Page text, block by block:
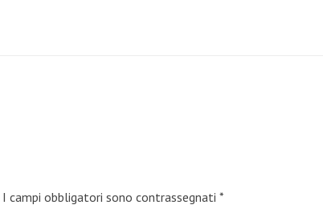
I campi obbligatori sono contrassegnati *